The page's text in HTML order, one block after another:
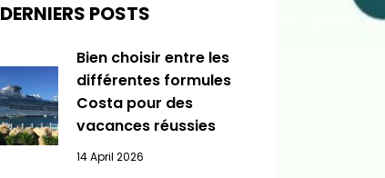
DERNIERS POSTS
Bien choisir entre les
différentes formules
Costa pour des
vacances réussies
14 April 2026